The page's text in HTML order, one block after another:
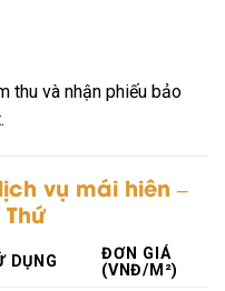
thu và nhận phiếu bảo
vụ mái hiên –
DỤNG
ĐƠN GIÁ
(VNĐ/M²)